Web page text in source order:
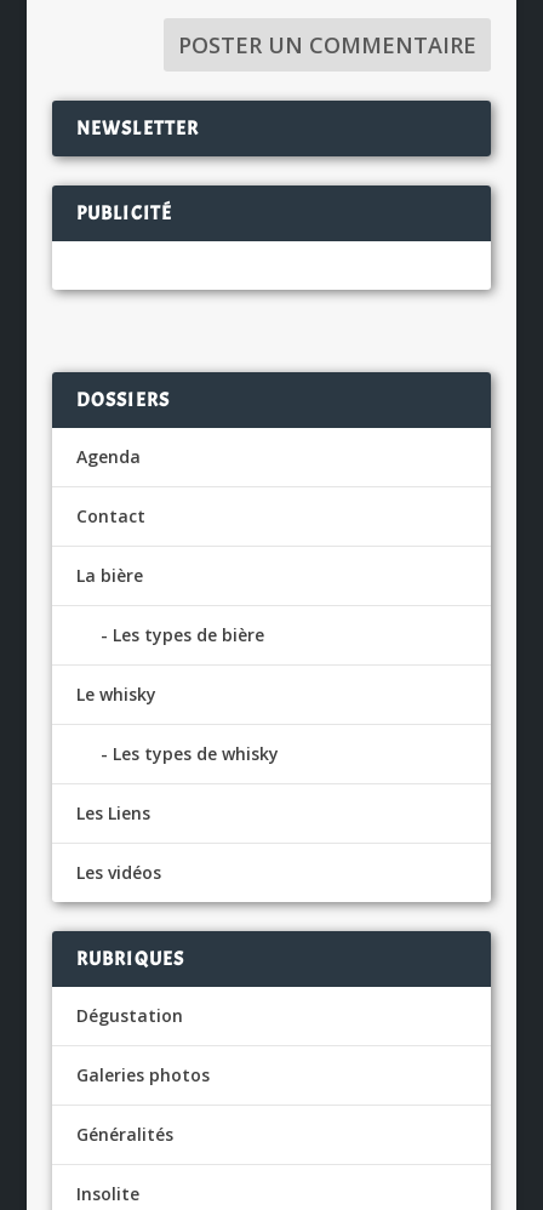
NEWSLETTER
PUBLICITÉ
DOSSIERS
Agenda
Contact
La bière
Les types de bière
Le whisky
Les types de whisky
Les Liens
Les vidéos
RUBRIQUES
Dégustation
Galeries photos
Généralités
Insolite